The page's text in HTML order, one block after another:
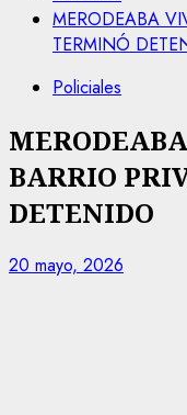
MERODEABA
TERMINÓ
Policiales
BARRIO
DETENIDO
20 mayo, 2026